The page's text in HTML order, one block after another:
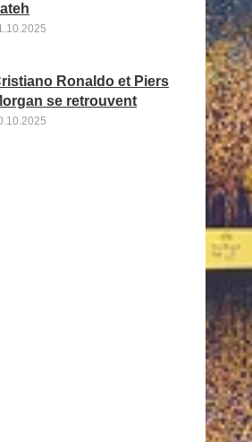
Ronaldo et Piers
se retrouvent